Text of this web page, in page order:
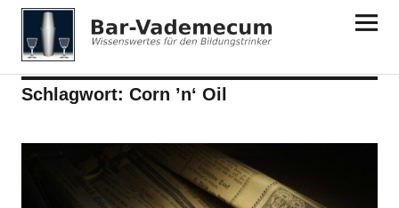
Bar-Vademecum
Schlagwort: Corn ’n‘ Oil